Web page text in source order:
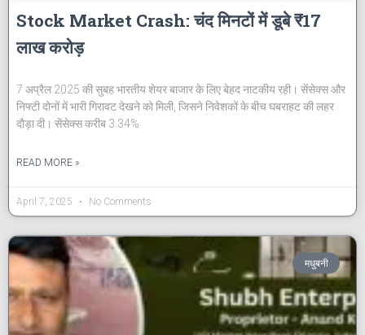
Stock Market Crash: चंद मिनटों में डूबे ₹17
लाख करोड़
7 अप्रैल 2025 की सुबह भारतीय शेयर बाजार के लिए बेहद नाटकीय रही। सेंसेक्स और
निफ्टी दोनों में भारी गिरावट देखने को मिली, जिसने निवेशकों के बीच घबराहट की लहर
दौड़ा दी। सेंसेक्स करीब 3.34%
READ MORE »
April 7, 2025 No Comments
मधुबनी